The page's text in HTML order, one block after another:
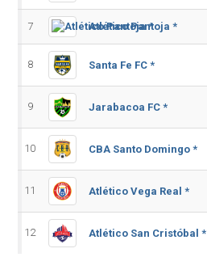
7 Atlético Pantoja *
8 Santa Fe FC *
9 Jarabacoa FC *
10 CBA Santo Domingo *
11 Atlético Vega Real *
12 Atlético San Cristóbal *